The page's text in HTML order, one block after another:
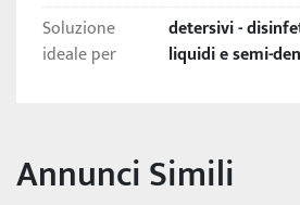
Soluzione
ideale per
detersivi -
liquidi e semi-
Annunci Simili